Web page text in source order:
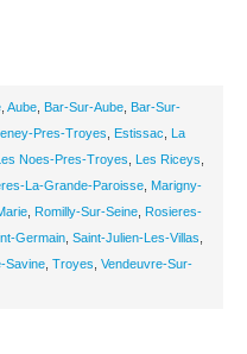
Aube Bar-Sur-Aube Bar-Sur-
Pres-Troyes Estissac
La
Noes-Pres-Troyes Les Riceys
La-Grande-Paroisse Marigny-
Romilly-Sur-Seine Rosieres-
Germain Saint-Julien-Les-Villas
Savine Troyes Vendeuvre-Sur-